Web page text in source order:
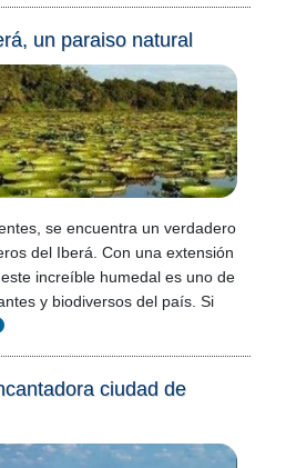
un paraiso natural
se encuentra un verdadero
del Iberá. Con una extensión
increíble humedal es uno de
y biodiversos del país. Si
ciudad de